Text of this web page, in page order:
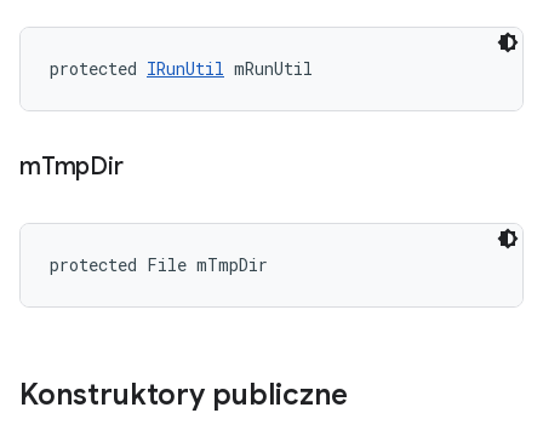
protected IRunUtil mRunUtil
mTmpDir
protected File mTmpDir
Konstruktory publiczne